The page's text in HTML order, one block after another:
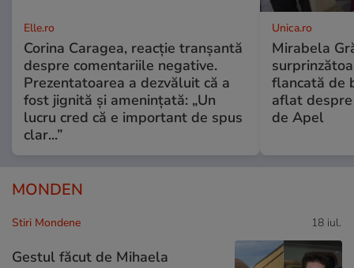
Elle.ro
Corina Caragea, reacție tranșantă
despre comentariile negative.
Prezentatoarea a dezvăluit că a
fost jignită și amenințată: „Un
lucru cred că e important de spus
clar...”
Unica.ro
Mirabela
flancată de
aflat
de Apel
MONDEN
Stiri Mondene 18 iul.
Gestul făcut de Mihaela